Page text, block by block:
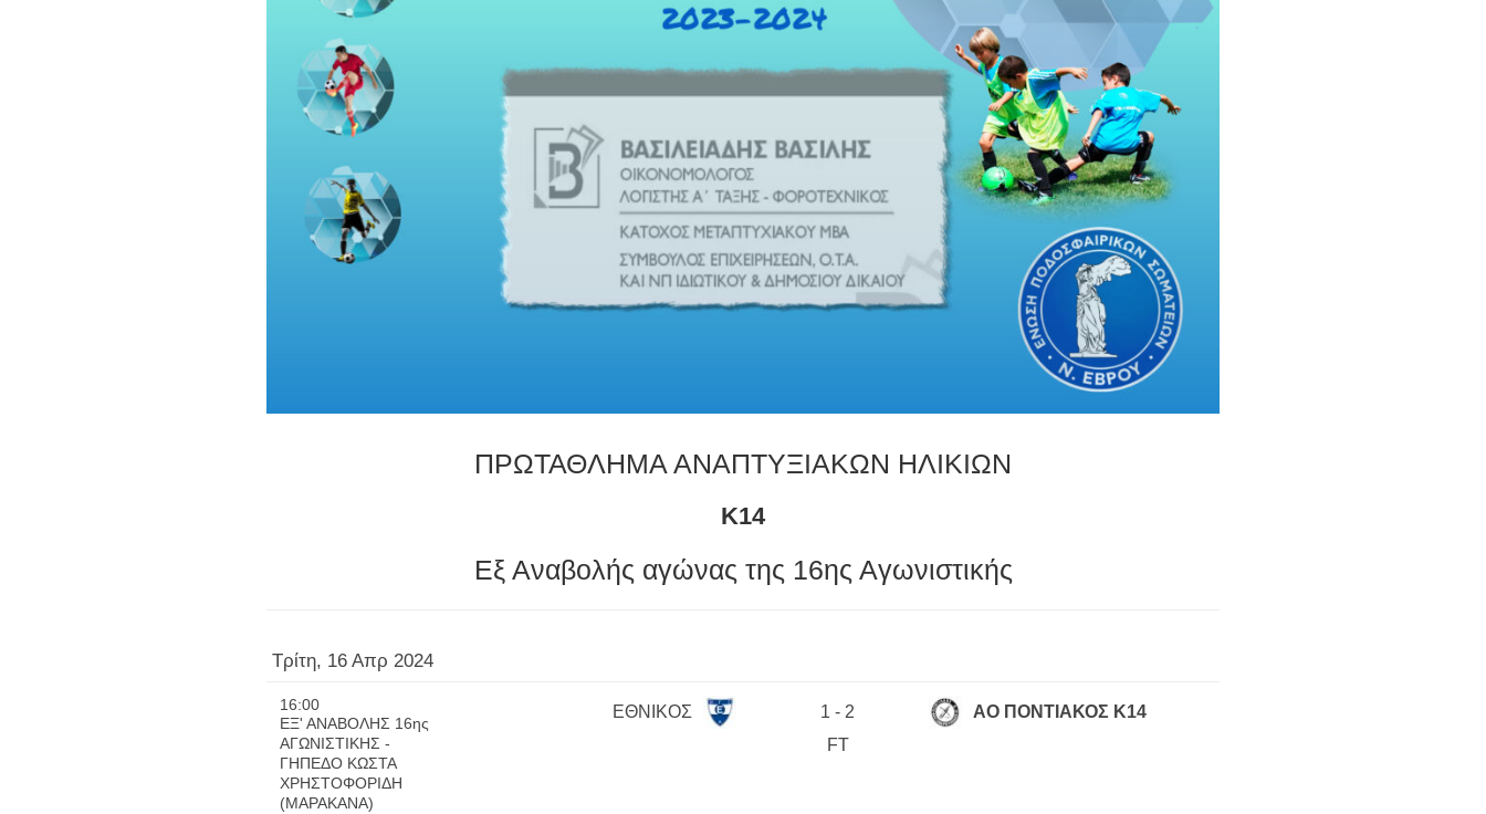
ΠΡΩΤΑΘΛΗΜΑ ΑΝΑΠΤΥΞΙΑΚΩΝ ΗΛΙΚΙΩΝ
Κ14
Εξ Αναβολής αγώνας της 16ης Αγωνιστικής
Τρίτη, 16 Απρ 2024
16:00
ΕΞ' ΑΝΑΒΟΛΗΣ 16ης
ΑΓΩΝΙΣΤΙΚΗΣ -
ΓΗΠΕΔΟ ΚΩΣΤΑ
ΧΡΗΣΤΟΦΟΡΙΔΗ
(ΜΑΡΑΚΑΝΑ)
ΕΘΝΙΚΟΣ 1 -2
FT
ΑΟ ΠΟΝΤΙΑΚΟΣ Κ14